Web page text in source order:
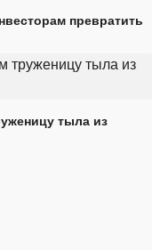
превратить
тыла из